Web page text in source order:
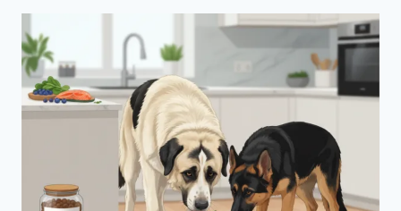
YAŞAMIN
ANAHTARI